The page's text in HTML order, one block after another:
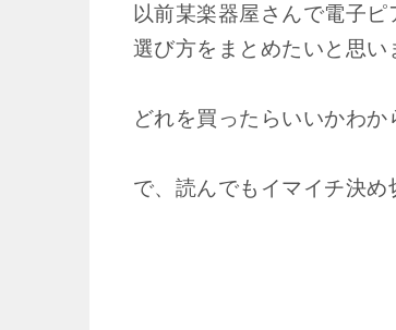
以前某楽器屋さんで電子
選び方をまとめたいと思い
どれを買ったらいいかわ
で、読んでもイマイチ決め